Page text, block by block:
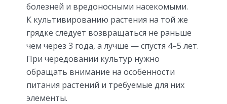
болезней и вредоносными насекомыми.
К культивированию растения на той же
грядке следует возвращаться не раньше
чем через 3 года, а лучше — спустя 4–5 лет.
При чередовании культур нужно
обращать внимание на особенности
питания растений и требуемые для них
элементы.